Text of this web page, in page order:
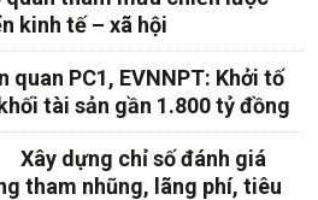
kinh tế – xã hội
quan PC1, EVNNPT: Khởi tố
tài sản gần 1.800 tỷ đồng
Xây dựng chỉ số đánh giá
tham nhũng, lãng phí, tiêu